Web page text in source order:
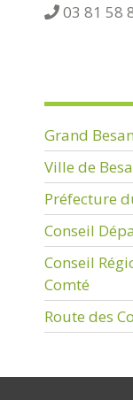
03 81 58
Grand
Ville de
Préfecture
Conseil
Conseil
Comté
Route des